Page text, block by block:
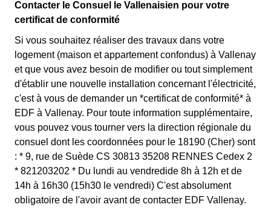
fait attention à sa consommation à Vallenay. Ce tarif
France et est disponible pour les Vallenaisiens éligibles.
💡🏠
différencie deux tarifs : pendant 22 jours le prix de
l'électricité est quatre fois plus cher, tandis que tous les
autres jours de l'année, le prix est 20% moins cher par
Contacter le Consuel le Vallenaisien pour votre
certificat de conformité
Si vous souhaitez réaliser des travaux dans votre
logement (maison et appartement confondus) à Vallenay
et que vous avez besoin de modifier ou tout simplement
d'établir une nouvelle installation concernant l'électricité,
c'est à vous de demander un *certificat de conformité* à
EDF à Vallenay. Pour toute information supplémentaire,
vous pouvez vous tourner vers la direction régionale du
consuel dont les coordonnées pour le 18190 (Cher) sont
: * 9, rue de Suède CS 30813 35208 RENNES Cedex 2
* 821203202 * Du lundi au vendredide 8h à 12h et de
14h à 16h30 (15h30 le vendredi) C'est absolument
obligatoire de l'avoir avant de contacter EDF Vallenay.